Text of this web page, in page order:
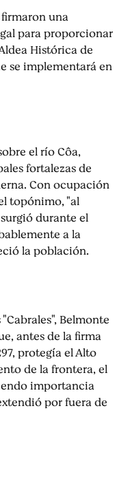
una
para proporcionar
Histórica de
se implementará en
el río Côa,
fortalezas de
Con ocupación
topónimo, "al
durante el
a la
la población.
Belmonte
antes de la firma
protegía el Alto
de la frontera, el
importancia
por fuera de